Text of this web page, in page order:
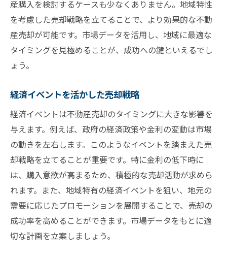
産購入を検討するケースも少なくありません。地域特性
を考慮した売却戦略を立てることで、より効果的な不動
産売却が可能です。市場データを活用し、地域に最適な
タイミングを見極めることが、成功への鍵といえるでし
ょう。
経済イベントを活かした売却戦略
経済イベントは不動産売却のタイミングに大きな影響を
与えます。例えば、政府の経済政策や金利の変動は市場
の動きを左右します。このようなイベントを踏まえた売
却戦略を立てることが重要です。特に金利の低下時に
は、購入意欲が高まるため、積極的な売却活動が求めら
れます。また、地域特有の経済イベントを狙い、地元の
需要に応じたプロモーションを展開することで、売却の
成功率を高めることができます。市場データをもとに適
切な計画を立案しましょう。